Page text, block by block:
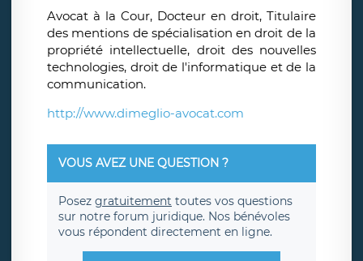
Avocat à la Cour, Docteur en droit, Titulaire
des mentions de spécialisation en droit de la
propriété intellectuelle, droit des nouvelles
technologies, droit de l'informatique et de la
communication.
http://www.dimeglio-avocat.com
VOUS AVEZ UNE QUESTION ?
Posez gratuitement toutes vos questions
sur notre forum juridique. Nos bénévoles
vous répondent directement en ligne.